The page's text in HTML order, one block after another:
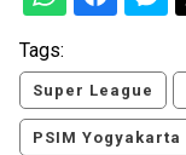
Tags:
Super League
PSIM Yogyakarta